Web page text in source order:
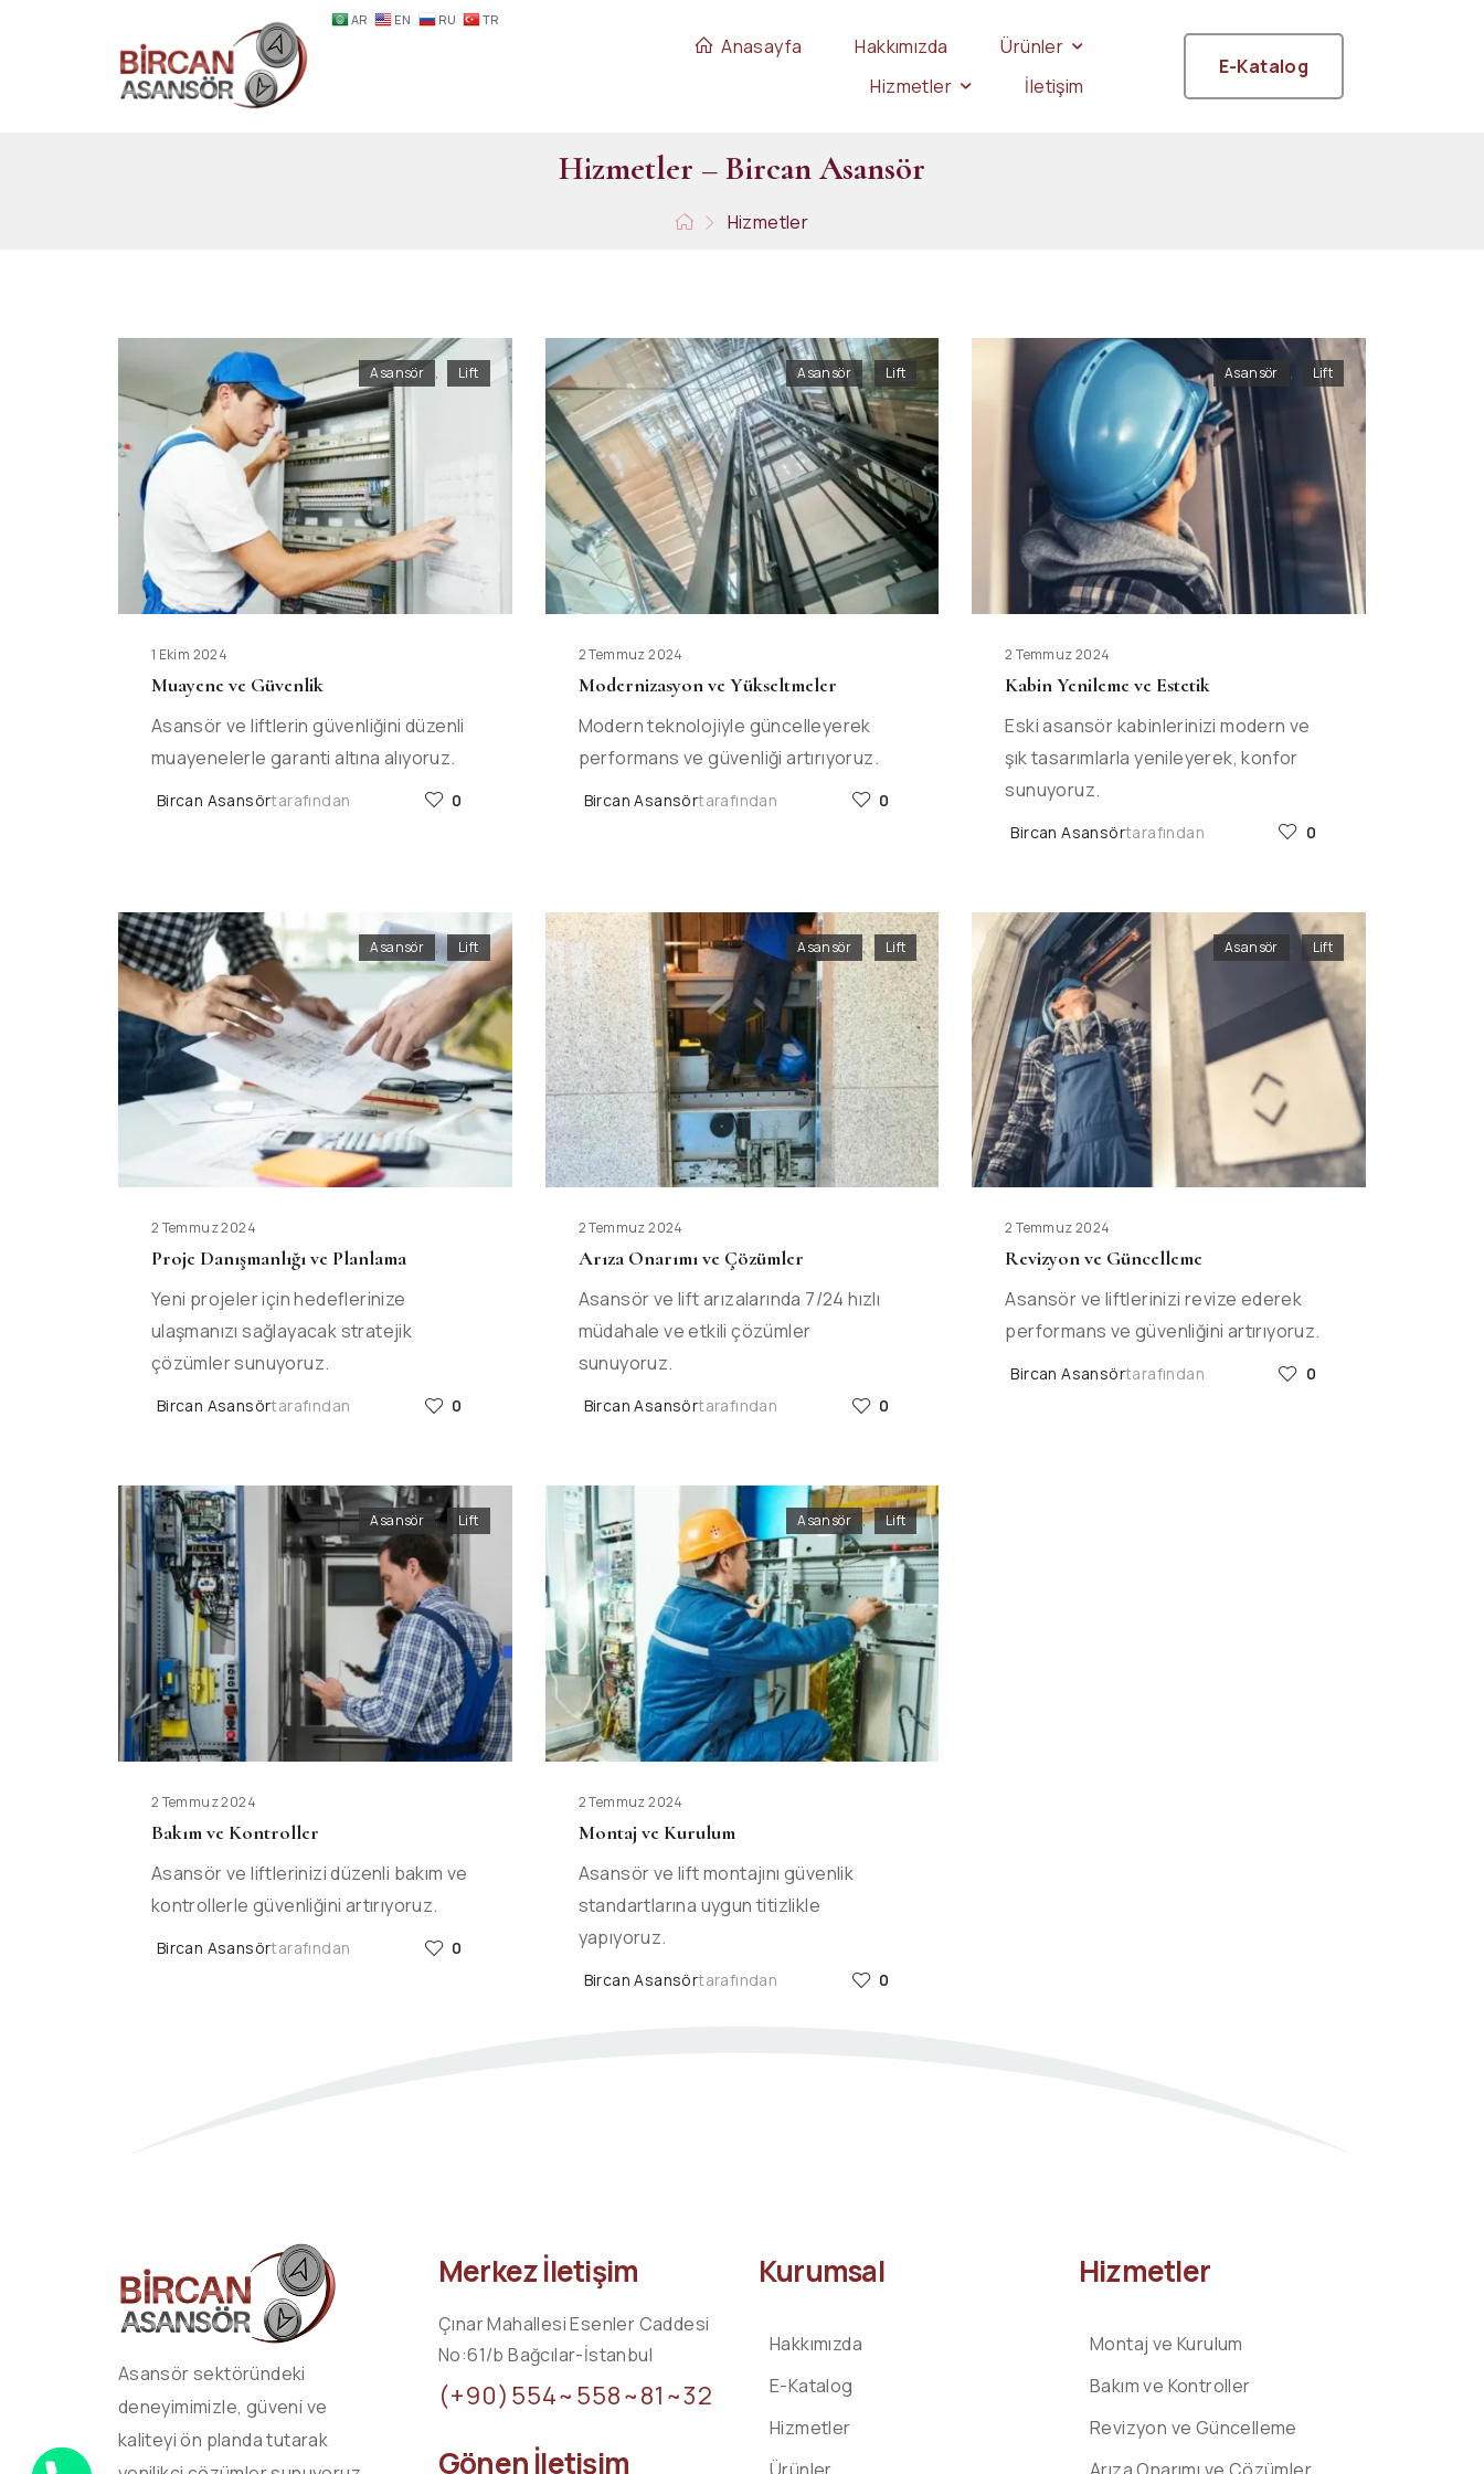
AR EN RU TR
Anasayfa Hakkımızda
Ürünler
Hizmetler
İletişim
E-Katalog
Hizmetler –BircanAsansör
Hizmetler
1 Ekim 2024
Asansör , Lift
Muayene ve Güvenlik
Asansör ve liftlerin güvenliğini düzenli
muayenelerle garanti altına alıyoruz.
Bircan Asansörtarafından 0
2 Temmuz 2024
Asansör , Lift
Modernizasyon ve Yükseltmeler
Modern teknolojiyle güncelleyerek
performans ve güvenliği artırıyoruz.
Bircan Asansörtarafından 0
2 Temmuz 2024
Asansör , Lift
Kabin Yenileme ve Estetik
Eski asansör kabinlerinizi modern ve
şık tasarımlarla yenileyerek, konfor
sunuyoruz.
Bircan Asansörtarafından 0
2 Temmuz 2024
Asansör , Lift
Proje Danışmanlığı ve Planlama
Yeni projeler için hedeflerinize
ulaşmanızı sağlayacak stratejik
çözümler sunuyoruz.
Bircan Asansörtarafından 0
2 Temmuz 2024
Asansör , Lift
Arıza Onarımı ve Çözümler
Asansör ve lift arızalarında 7/24 hızlı
müdahale ve etkili çözümler
sunuyoruz.
Bircan Asansörtarafından 0
2 Temmuz 2024
Asansör , Lift
Revizyon ve Güncelleme
Asansör ve liftlerinizi revize ederek
performans ve güvenliğini artırıyoruz.
Bircan Asansörtarafından 0
2 Temmuz 2024
Asansör , Lift
Bakım ve Kontroller
Asansör ve liftlerinizi düzenli bakım ve
kontrollerle güvenliğini artırıyoruz.
Bircan Asansörtarafından 0
2 Temmuz 2024
Asansör , Lift
Montaj ve Kurulum
Asansör ve lift montajını güvenlik
standartlarına uygun titizlikle
yapıyoruz.
Bircan Asansörtarafından 0
Asansör sektöründeki
deneyimimizle, güveni ve
kaliteyi ön planda tutarak
Merkez İletişim
Çınar Mahallesi Esenler Caddesi
No:61/b Bağcılar-İstanbul
(+90)554~558~81~32
Gönen İletişim
Kurumsal
Hakkımızda
E-Katalog
Hizmetler
Hizmetler
Montaj ve Kurulum
Bakım ve Kontroller
Revizyon ve Güncelleme